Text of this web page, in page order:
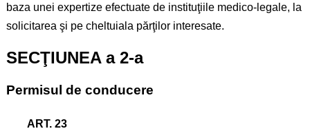
baza unei expertize efectuate de instituţiile medico-legale, la
solicitarea şi pe cheltuiala părţilor interesate.
SECŢIUNEA a 2-a
Permisul de conducere
ART. 23